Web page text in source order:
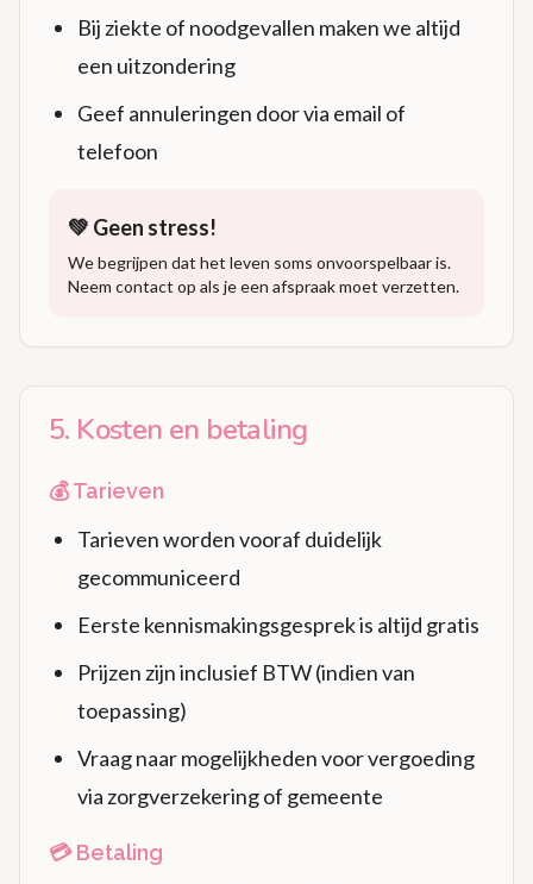
Bij ziekte of noodgevallen maken we altijd
een uitzondering
Geef annuleringen door via email of
telefoon
💚 Geen stress!
We begrijpen dat het leven soms onvoorspelbaar is.
Neem contact op als je een afspraak moet verzetten.
5. Kosten en betaling
💰 Tarieven
Tarieven worden vooraf duidelijk
gecommuniceerd
Eerste kennismakingsgesprek is altijd gratis
Prijzen zijn inclusief BTW (indien van
toepassing)
Vraag naar mogelijkheden voor vergoeding
via zorgverzekering of gemeente
💳 Betaling